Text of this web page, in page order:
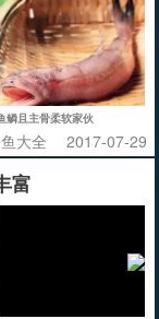
鳞且主骨柔软家伙
大全 2017-07-29
富